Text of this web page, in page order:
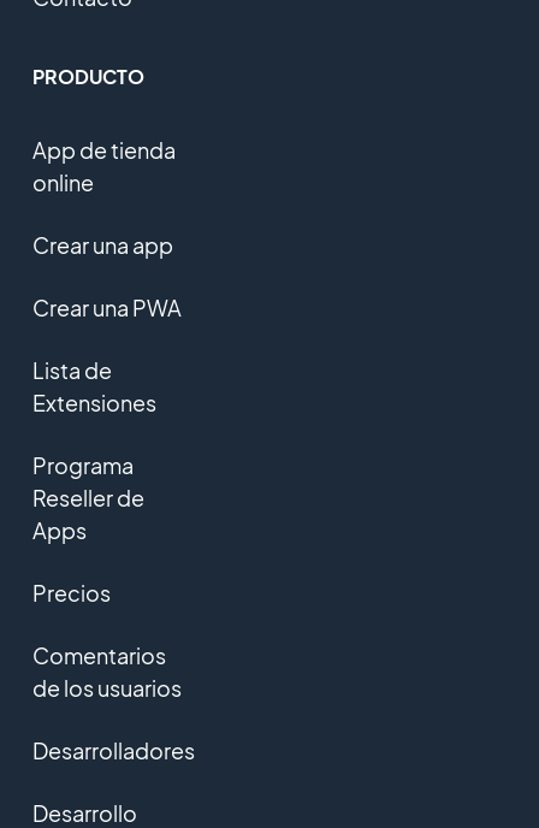
PRODUCTO
App de tienda
online
Crear una app
Crear una PWA
Lista de
Extensiones
Programa
Reseller de
Apps
Precios
Comentarios
de los usuarios
Desarrolladores
Desarrollo